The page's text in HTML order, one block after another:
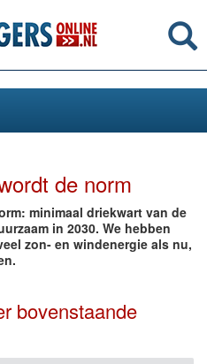
de norm
minimaal driekwart van de
in 2030. We hebben
zon- en windenergie als nu,
bovenstaande